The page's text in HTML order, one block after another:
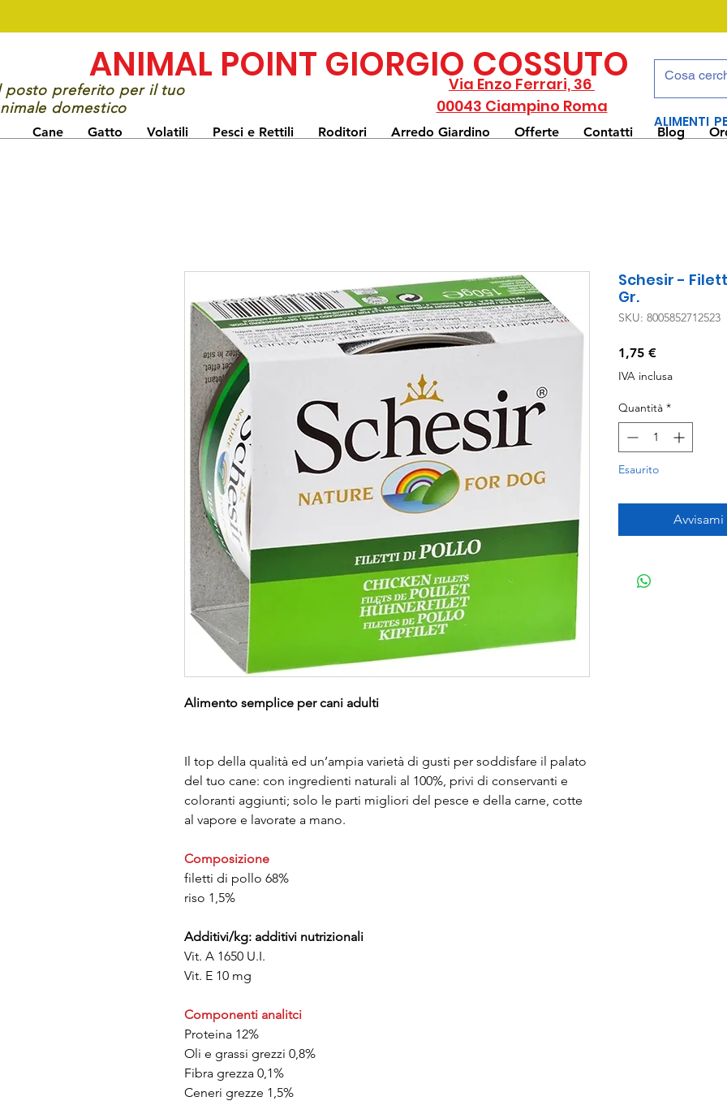
Cane Gatto Volatili Pesci e Rettili Roditori Arredo Giardino Offerte Contatti Blog
ANIMAL POINT GIORGIO COSSUTO
posto preferito per il tuo
domestico
Via Enzo Ferrari, 36
00043 Ciampino Roma
ALIMENTI
Alimento semplice per cani adulti
Il top della qualità ed un’ampia varietà di gusti per soddisfare il palato
del tuo cane: con ingredienti naturali al 100%, privi di conservanti e
coloranti aggiunti; solo le parti migliori del pesce e della carne, cotte
al vapore e lavorate a mano.
Composizione
filetti di pollo 68%
riso 1,5%
Additivi/kg: additivi nutrizionali
Vit. A 1650 U.I.
Vit. E 10 mg
Componenti analitci
Proteina 12%
Oli e grassi grezzi 0,8%
Fibra grezza 0,1%
Ceneri grezze 1,5%
Schesir -
Gr.
SKU: 8005852712523
1,75 €Prezzo
IVA inclusa
Quantità *
Esaurito